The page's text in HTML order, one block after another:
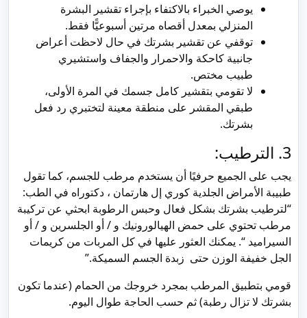
يوصي الخبراء بالاكتفاء بإجراء تقشير البشرة
المنزلي بمعدل أقصاه مرتين أسبوعيًّا فقط.
توقفي عن تقشير بشرتك في حال لاحظت أعراض
جانبية كاحكة والاحمرار والجفاف واستشيري
طبيب مختص.
لا تقومي بتقشير كامل جسمك في المرة الأولى،
طبقي المقشر على منطقة معينة لتختبري رد فعل
بشرتك.
3. الترطيب:
يجب على الجميع حرفيًا أن يستخدم مرطب للجسم، كما تقول
طبيبة الأمراض الجلدية كوري إل هارتمان ، دكتوراه في الطب:
“لترطيب بشرتك بشكل فعال وحبس الرطوبة ابحثي عن تركيبة
مرطب تحتوي على حمض الهيالورونيك و / أو الجلسرين و / أو
السيراميد “. يمكنك العثور عليها في كل المربات من كريمات
الجل خفيفة الوزن حتى زبدة الجسم السميكة.”
قومي بتطبيق المرطب بمجرد خروجك من الحمام (عندما تكون
بشرتك لا تزال رطبة) ثم حسب الحاجة طوال اليوم.